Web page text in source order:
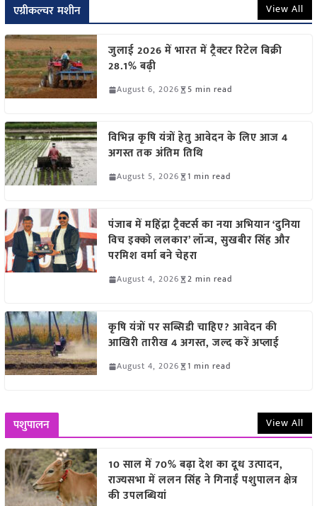
एग्रीकल्चर मशीन View All
जुलाई 2026 में भारत में ट्रैक्टर रिटेल बिक्री
28.1% बढ़ी
August 6, 2026 5 min read
विभिन्न कृषि यंत्रों हेतु आवेदन के लिए आज 4
अगस्त तक अंतिम तिथि
August 5, 2026 1 min read
पंजाब में महिंद्रा ट्रैक्टर्स का नया अभियान ‘दुनिया
विच इक्को ललकार’ लॉन्च, सुखबीर सिंह और
परमिश वर्मा बने चेहरा
August 4, 2026 2 min read
कृषि यंत्रों पर सब्सिडी चाहिए? आवेदन की
आखिरी तारीख 4 अगस्त, जल्द करें अप्लाई
August 4, 2026 1 min read
पशुपालन View All
10 साल में 70% बढ़ा देश का दूध उत्पादन,
राज्यसभा में ललन सिंह ने गिनाईं पशुपालन क्षेत्र
की उपलब्धियां